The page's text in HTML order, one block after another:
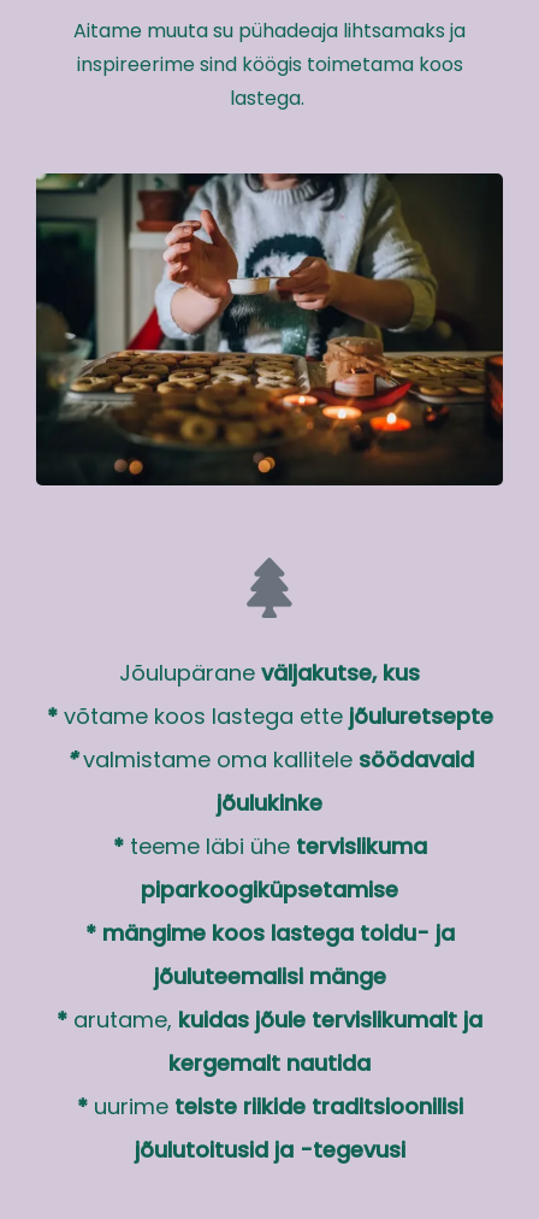
Aitame muuta su pühadeaja lihtsamaks ja
inspireerime sind köögis toimetama koos
lastega.
Jõulupärane väljakutse, kus
* võtame koos lastega ette jõuluretsepte
* valmistame oma kallitele söödavaid
jõulukinke
* teeme läbi ühe tervislikuma
piparkoogiküpsetamise
* mängime koos lastega toidu- ja
jõuluteemalisi mänge
* arutame, kuidas jõule tervislikumalt ja
kergemalt nautida
* uurime teiste riikide traditsioonilisi
jõulutoitusid ja -tegevusi